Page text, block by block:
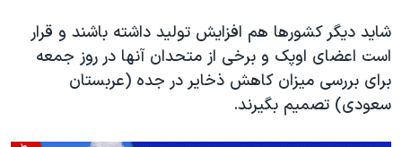
شاید دیگر کشورها هم افزایش تولید داشته باشند و قرار
است اعضای اوپک و برخی از متحدان آنها در روز جمعه
برای بررسی میزان کاهش ذخایر در جده (عربستان
سعودی) تصمیم بگیرند.